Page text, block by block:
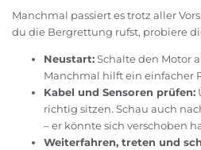
Manchmal passiert es trotz aller
du die Bergrettung rufst, probiere
Neustart:Schalte den Motor
Manchmal hilft ein einfacher
Kabel und Sensoren prüfen:
richtig sitzen. Schau auch
– er könnte sich verschoben
Weiterfahren, treten und